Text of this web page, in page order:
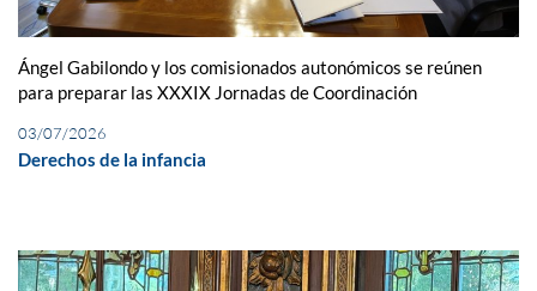
Ángel Gabilondo y los comisionados autonómicos se reúnen
para preparar las XXXIX Jornadas de Coordinación
03/07/2026
Derechos de la infancia